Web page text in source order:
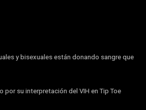
y bisexuales están donando sangre que
por su interpretación del VIH en Tip Toe